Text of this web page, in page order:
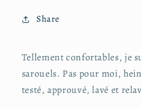
Share
Tellement confortables, je
sarouels. Pas pour moi,
testé, approuvé, lavé et